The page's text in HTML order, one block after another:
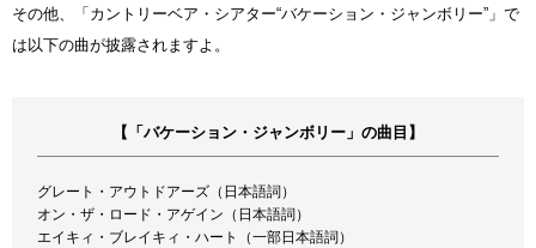
その他、「カントリーベア・シアター“バケーション・ジャンボリー”」で
は以下の曲が披露されますよ。
【「バケーション・ジャンボリー」の曲目】
グレート・アウトドアーズ（日本語詞）
オン・ザ・ロード・アゲイン（日本語詞）
エイキィ・ブレイキィ・ハート（一部日本語詞）